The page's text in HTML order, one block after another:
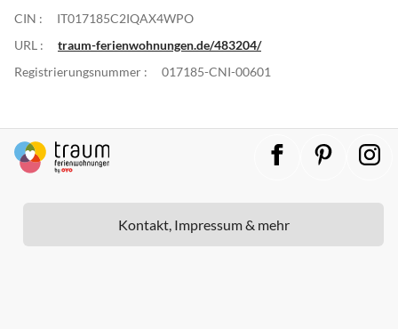
CIN :
IT017185C2IQAX4WPO
URL :
traum-ferienwohnungen.de/483204/
Registrierungsnummer :
017185-CNI-00601
Kontakt, Impressum & mehr